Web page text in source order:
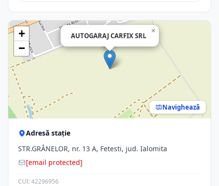
AUTOGARAJ CARFIX SRL
×
+
−
Navighează
Adresă stație
STR.GRÂNELOR, nr. 13 A, Fetesti, jud. Ialomita
[email protected]
CUI: 42296956